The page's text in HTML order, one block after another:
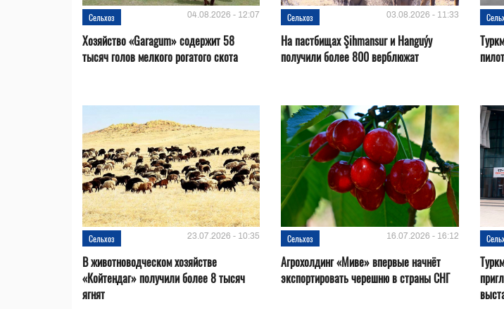
Сельхоз 04.08.2026 - 12:07
Хозяйство «Garagum» содержит 58
тысяч голов мелкого рогатого скота
Сельхоз 03.08.2026 - 11:33
На пастбищах Şihmansur и Hanguýy
получили более 800 верблюжат
Сельхоз 23.07.2026 - 10:35
В животноводческом хозяйстве
«Койтендаг» получили более 8 тысяч
ягнят
Сельхоз 16.07.2026 - 16:12
Агрохолдинг «Миве» впервые начнёт
экспортировать черешню в страны СНГ